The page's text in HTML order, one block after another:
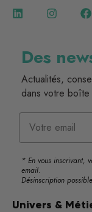
Des
Actualités,
dans votre boîte
* En vous inscrivant,
email.
Désinscription
Univers &